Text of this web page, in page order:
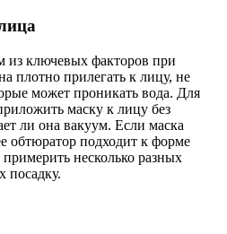
из ключевых факторов при
плотно прилегать к лицу, не
может проникать вода. Для
маску к лицу без
ли она вакуум. Если маска
обтюратор подходит к форме
несколько разных
посадку.